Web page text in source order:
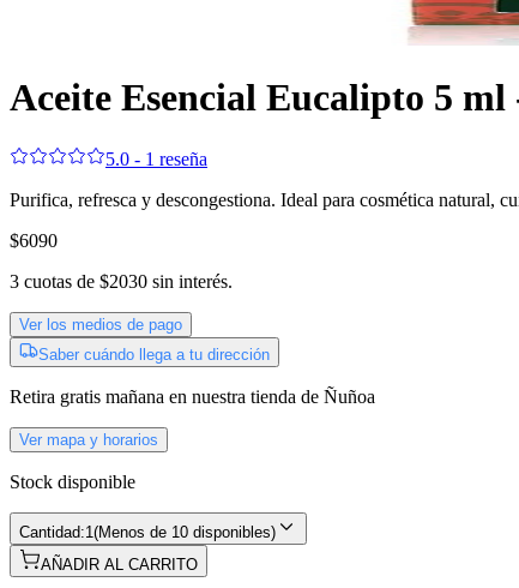
Aceite Esencial Eucalipto 5
5.0 - 1 reseña
Purifica, refresca y descongestiona. Ideal para cosmética natural,
$6090
3 cuotas de $2030 sin interés.
Ver los medios de pago
Saber cuándo llega a tu dirección
Retira gratis mañana en nuestra tienda de Ñuñoa
Ver mapa y horarios
Stock disponible
Cantidad:1 (Menos de 10 disponibles)
AÑADIR AL CARRITO